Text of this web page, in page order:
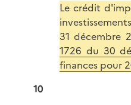
Le crédit
31 décembre
1726 du 30
finances pour
10